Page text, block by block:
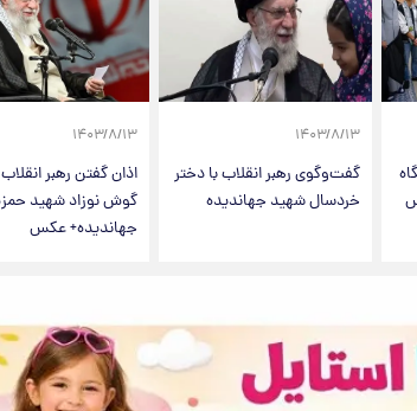
۱۴۰۳/۸/۱۳
گفت‌وگوی رهبر انقلاب با دختر
خردسال شهید جهاندیده
۱۴۰۳/۸/۱۳
اذان گفتن رهبر
گوش نوزاد شهید
جهاندیده+ عکس